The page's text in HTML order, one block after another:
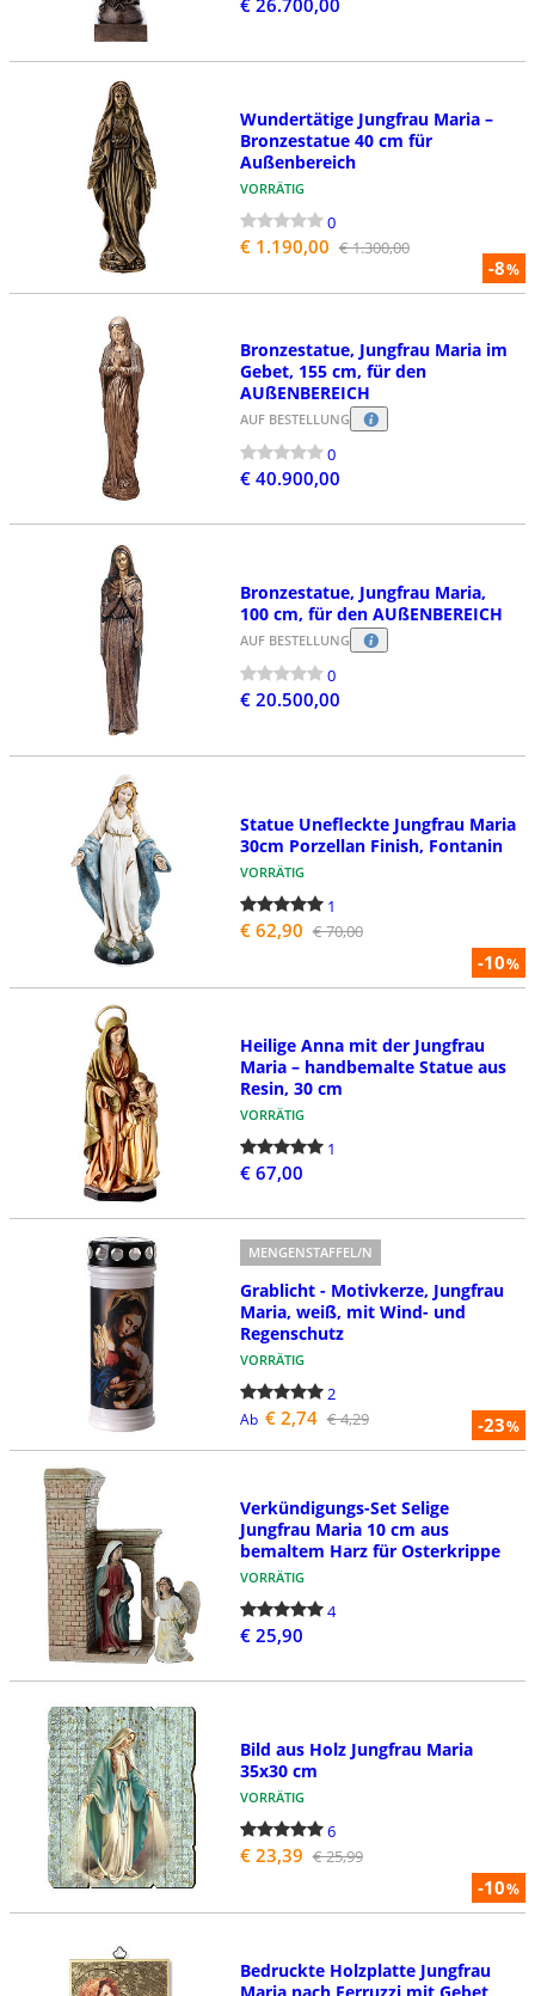
-8%
Wundertätige Jungfrau Maria –
Bronzestatue 40 cm für
Außenbereich
VORRÄTIG
0
€ 1.190,00 € 1.300,00
Bronzestatue, Jungfrau Maria im
Gebet, 155 cm, für den
AUßENBEREICH
AUF BESTELLUNG
0
€ 40.900,00
Bronzestatue, Jungfrau Maria,
100 cm, für den AUßENBEREICH
AUF BESTELLUNG
0
€ 20.500,00
-10%
Statue Unefleckte Jungfrau Maria
30cm Porzellan Finish, Fontanin
VORRÄTIG
1
€ 62,90 € 70,00
Heilige Anna mit der Jungfrau
Maria – handbemalte Statue aus
Resin, 30 cm
VORRÄTIG
1
€ 67,00
-23%
MENGENSTAFFEL/N
Grablicht - Motivkerze, Jungfrau
Maria, weiß, mit Wind- und
Regenschutz
VORRÄTIG
2
Ab € 2,74 € 4,29
Verkündigungs-Set Selige
Jungfrau Maria 10 cm aus
bemaltem Harz für Osterkrippe
VORRÄTIG
4
€ 25,90
-10%
Bild aus Holz Jungfrau Maria
35x30 cm
VORRÄTIG
6
€ 23,39 € 25,99
Bedruckte Holzplatte Jungfrau